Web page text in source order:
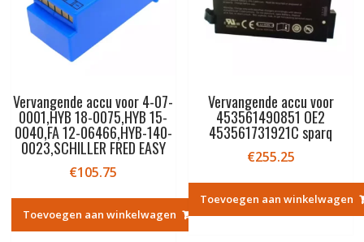
Vervangende accu voor 4-07-
0001,HYB 18-0075,HYB 15-
0040,FA 12-06466,HYB-140-
0023,SCHILLER FRED EASY
€105.75
Toevoegen aan winkelwagen
Vervangende accu voor
453561490851 OE2
453561731921C sparq
€255.25
Toevoegen aan winkelwagen